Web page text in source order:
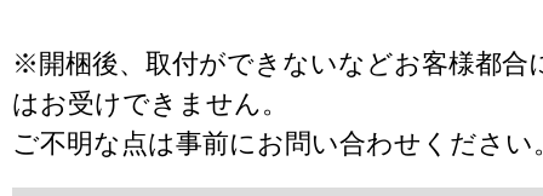
※開梱後、取付ができないなどお客様都合
はお受けできません。
ご不明な点は事前にお問い合わせください